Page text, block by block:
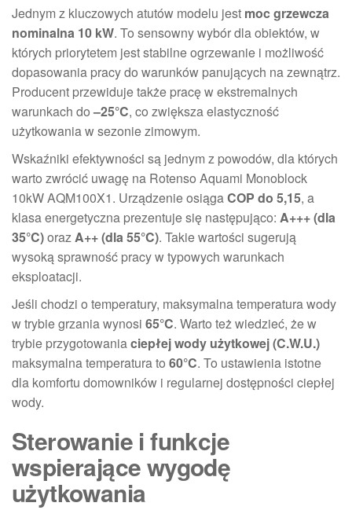
Jednym z kluczowych atutów modelu jest moc grzewcza
nominalna 10 kW. To sensowny wybór dla obiektów, w
których priorytetem jest stabilne ogrzewanie i możliwość
dopasowania pracy do warunków panujących na zewnątrz.
Producent przewiduje także pracę w ekstremalnych
warunkach do –25°C, co zwiększa elastyczność
użytkowania w sezonie zimowym.
Wskaźniki efektywności są jednym z powodów, dla których
warto zwrócić uwagę na Rotenso Aquami Monoblock
10kW AQM100X1. Urządzenie osiągaCOP do 5,15, a
klasa energetyczna prezentuje się następująco: A+++ (dla
35°C)orazA++ (dla 55°C). Takie wartości sugerują
wysoką sprawność pracy w typowych warunkach
eksploatacji.
Jeśli chodzi o temperatury, maksymalna temperatura wody
w trybie grzania wynosi 65°C. Warto też wiedzieć, że w
trybie przygotowaniaciepłej wody użytkowej (C.W.U.)
maksymalna temperatura to 60°C. To ustawienia istotne
dla komfortu domowników i regularnej dostępności ciepłej
wody.
Sterowanie i funkcje
wspierające wygodę
użytkowania